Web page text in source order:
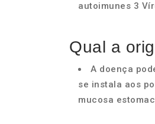
autoimunes 3
Qual a
A doença
se instala aos
mucosa